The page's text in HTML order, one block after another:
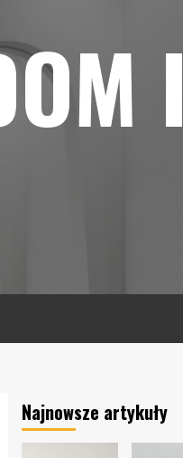
I
Najnowsze artykuły